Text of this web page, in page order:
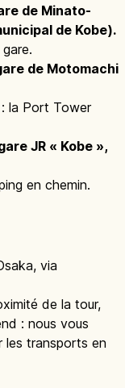
de Minato-
de Kobe).
de Motomachi
la Port Tower
JR « Kobe »,
en chemin.
via
de la tour,
: nous vous
les transports en